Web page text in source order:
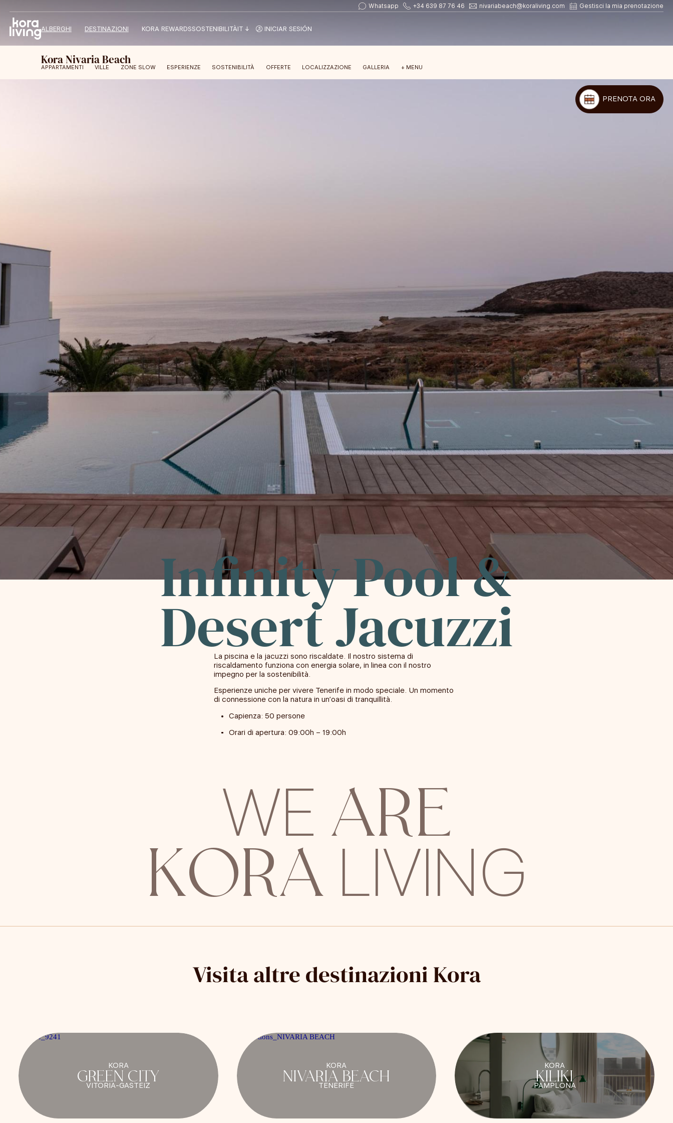
PRENOTA ORA
Whatsapp +34 639 87 76 46 nivariabeach@koraliving.com Gestisci la mia prenotazione
ALBERGHI DESTINAZIONI KORA REWARDSSOSTENIBILITÀIT INICIAR SESIÓN
Kora Nivaria Beach
APPARTAMENTI VILLE ZONE SLOW ESPERIENZE SOSTENIBILITÀ OFFERTE LOCALIZZAZIONE GALLERIA + MENU
Infinity Pool &
Desert Jacuzzi
La piscina e la jacuzzi sono riscaldate. Il nostro sistema di
riscaldamento funziona con energia solare, in linea con il nostro
impegno per la sostenibilità.
Esperienze uniche per vivere Tenerife in modo speciale. Un momento
di connessione con la natura in un’oasi di tranquillità.
Capienza: 50 persone
Orari di apertura: 09:00h – 19:00h
WE ARE
KORA LIVING
Visita altre destinazioni Kora
KORA
GREEN CITY
VITORIA-GASTEIZ
KORA
NIVARIA BEACH
TENERIFE
KORA
KILIKI
PAMPLONA